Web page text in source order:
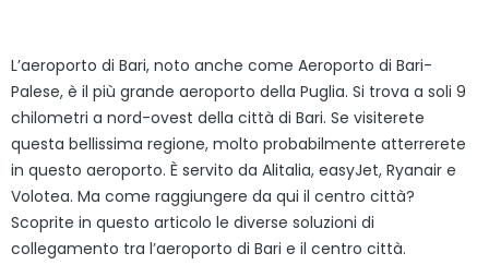
L’aeroporto di Bari, noto anche come Aeroporto di Bari-
Palese, è il più grande aeroporto della Puglia. Si trova a soli 9
chilometri a nord-ovest della città di Bari. Se visiterete
questa bellissima regione, molto probabilmente atterrerete
in questo aeroporto. È servito da Alitalia, easyJet, Ryanair e
Volotea. Ma come raggiungere da qui il centro città?
Scoprite in questo articolo le diverse soluzioni di
collegamento tra l’aeroporto di Bari e il centro città.